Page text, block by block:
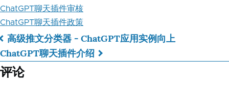
ChatGPT聊天插件审核
ChatGPT聊天插件政策
书
籍
高级推文分类器 - ChatGPT应用实例向上
ChatGPT聊天插件介绍
评论